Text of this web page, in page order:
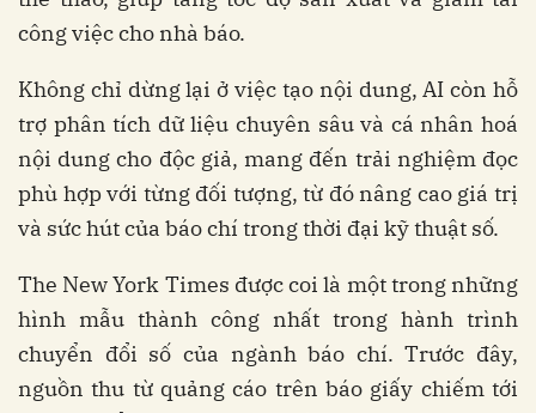
công việc cho nhà báo.
Không chỉ dừng lại ở việc tạo nội dung, AI còn hỗ
trợ phân tích dữ liệu chuyên sâu và cá nhân hoá
nội dung cho độc giả, mang đến trải nghiệm đọc
phù hợp với từng đối tượng, từ đó nâng cao giá trị
và sức hút của báo chí trong thời đại kỹ thuật số.
The New York Times được coi là một trong những
hình mẫu thành công nhất trong hành trình
chuyển đổi số của ngành báo chí. Trước đây,
nguồn thu từ quảng cáo trên báo giấy chiếm tới